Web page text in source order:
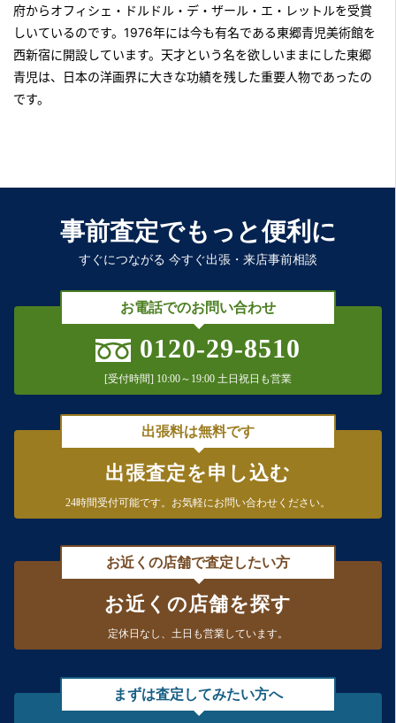
府からオフィシェ・ドルドル・デ・ザール・エ・レットルを受賞
しいているのです。1976年には今も有名である東郷青児美術館を
西新宿に開設しています。天才という名を欲しいままにした東郷
青児は、日本の洋画界に大きな功績を残した重要人物であったの
です。
事前査定でもっと便利に
すぐにつながる 今すぐ出張・来店事前相談
お電話でのお問い合わせ
0120-29-8510
[受付時間] 10:00～19:00 土日祝日も営業
出張料は無料です
出張査定を申し込む
24時間受付可能です。 お気軽にお問い合わせください。
お近くの店舗で査定したい方
お近くの店舗を探す
定休日なし、 土日も営業しています。
まずは査定してみたい方へ